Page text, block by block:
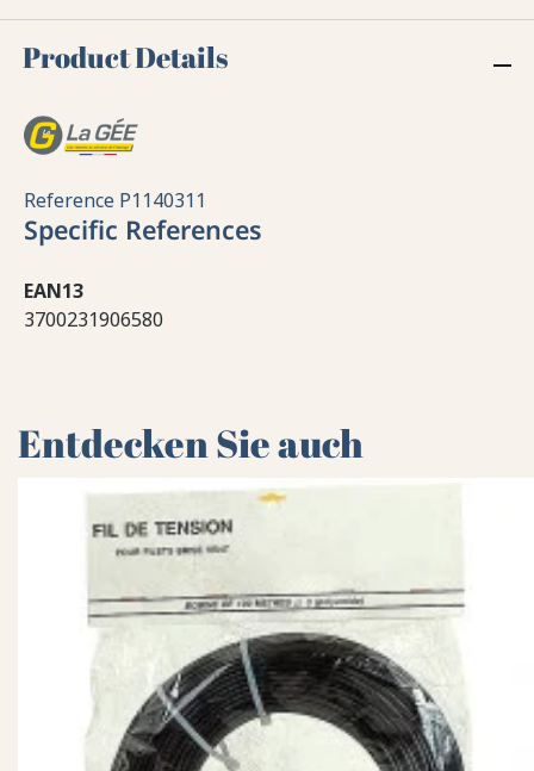
Product Details
Reference P1140311
Specific References
EAN13
3700231906580
Entdecken Sie auch